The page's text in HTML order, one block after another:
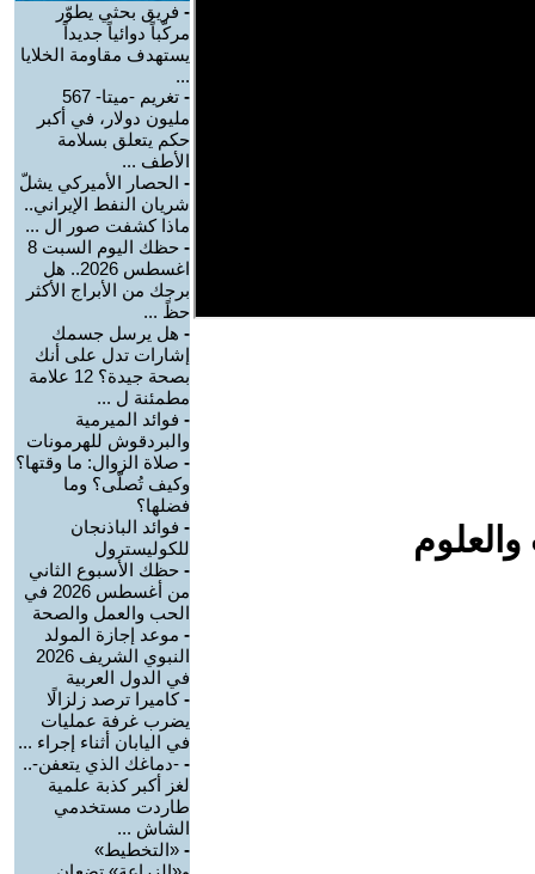
- فريق بحثي يطوّر
مركّباً دوائياً جديداً
يستهدف مقاومة الخلايا
...
-
تغريم -ميتا- 567
مليون دولار، في أكبر
حكم يتعلق بسلامة
الأطف ...
- الحصار الأميركي يشلّ
شريان النفط الإيراني..
ماذا كشفت صور ال ...
-
حظك اليوم السبت 8
اغسطس 2026.. هل
برجك من الأبراج الأكثر
حظً ...
- هل يرسل جسمك
إشارات تدل على أنك
بصحة جيدة؟ 12 علامة
مطمئنة ل ...
- فوائد الميرمية
والبردقوش للهرمونات
- صلاة الزوال: ما وقتها؟
وكيف تُصلّى؟ وما
فضلها؟
- فوائد الباذنجان
للكوليسترول
- حظك الأسبوع الثاني
من أغسطس 2026 في
الحب والعمل والصحة
- موعد إجازة المولد
النبوي الشريف 2026
في الدول العربية
-كاميرا ترصد زلزالًا
يضرب غرفة عمليات
في اليابان أثناء إجراء ...
- -دماغك الذي يتعفن-..
لغز أكبر كذبة علمية
طاردت مستخدمي
الشاش ...
- «التخطيط»